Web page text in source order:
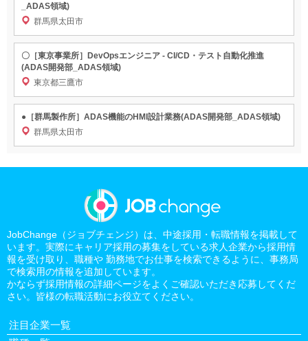
_ADAS領域)
群馬県太田市
〇［東京事業所］DevOpsエンジニア - CI/CD・テスト自動化推進
(ADAS開発部_ADAS領域)
東京都三鷹市
●［群馬製作所］ADAS機能のHMI設計業務(ADAS開発部_ADAS領域)
群馬県太田市
JobChange（ジョブチェンジ）は、中途採用・転職情報を掲載して
います。実際にキャリア採用の募集をしている求人企業から採用情
報を受け取り、職種や 勤務地でお仕事を検索できるように、事務局
で検索用の情報を追加しています。
かならず採用情報の詳細ページをよくご確認いただき応募してくだ
さい。皆様の転職活動にお役立てください。
注目企業一覧